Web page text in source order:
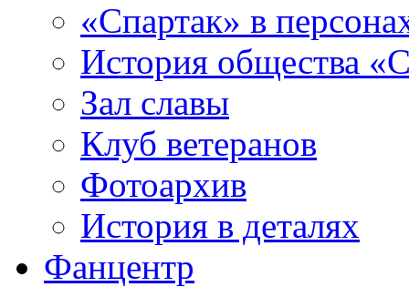
«Спартак» в
История общества
Зал славы
Клуб ветеранов
Фотоархив
История в деталях
Фанцентр